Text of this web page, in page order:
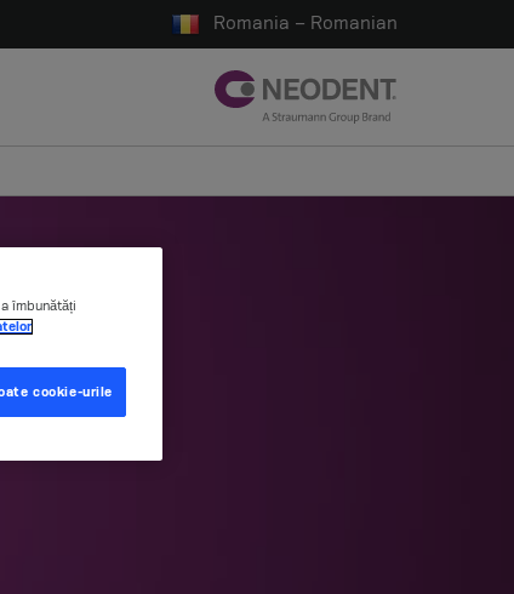
Romania – Romanian
îmbunătăți
cookie-urile